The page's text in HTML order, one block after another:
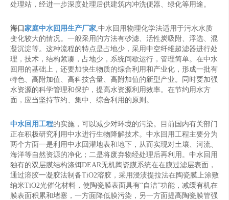
处理站，经进一步深度处理后供建筑内冲洗便器、绿化等用途。
海口 家庭中水回用生产厂家,中水回用物理化学法适用于污水水质
变化较大的情况。一般采用的方法有砂滤、活性炭吸附、浮选、混
凝沉淀等。这种流程的特点是占地少，采用中空纤维超滤器进行处
理，技术，结构紧凑，占地少，系统间歇运行，管理简单。在中水
回用的基础上，还要加快生物质的综合利用和产业化，形成一批有
特色、高附加值、高科技含量、高附加值的新型产业。同时要加强
水资源的科学管理和保护，提高水资源利用效率。在节约用水方
面，应当坚持节约、集中、综合利用的原则。
中水回用工程的实施，可以减少对环境的污染。目前国内有关部门
正在积极研究利用中水进行生物降解技术。中水回用工程主要分为
两个方面一是利用中水回灌地表和地下，从而实现对土壤、河流、
海洋等自然资源的净化；二是将废弃物经处理后再利用。中水回用
独有的双层膜结构涤饵DEAR无机陶瓷膜系统在在膜过滤层表面，
通过溶胶一凝胶法制备TiO2溶胶，采用浸渍提拉法在陶瓷膜上涂敷
纳米TiO2光催化材料，使陶瓷膜表面具有“自洁”功能，减缓有机在
膜表面积累和堵塞，一方面降低膜污染，另一方面提高陶瓷膜管强